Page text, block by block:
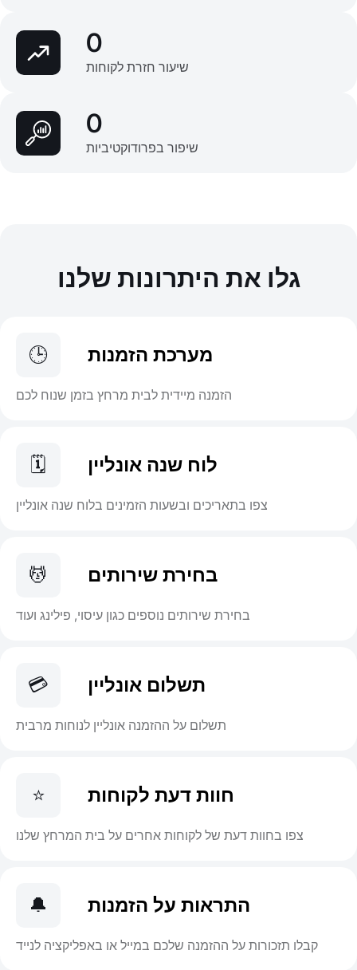
0
שיעור חזרת לקוחות
0
שיפור בפרודוקטיביות
גלו את היתרונות שלנו
🕒 מערכת הזמנות
הזמנה מיידית לבית מרחץ בזמן שנוח לכם
🗓️ לוח שנה אונליין
צפו בתאריכים ובשעות הזמינים בלוח שנה אונליין
💆 בחירת שירותים
בחירת שירותים נוספים כגון עיסוי, פילינג ועוד
💳 תשלום אונליין
תשלום על ההזמנה אונליין לנוחות מרבית
⭐ חוות דעת לקוחות
צפו בחוות דעת של לקוחות אחרים על בית המרחץ שלנו
🔔 התראות על הזמנות
קבלו תזכורות על ההזמנה שלכם במייל או באפליקציה לנייד